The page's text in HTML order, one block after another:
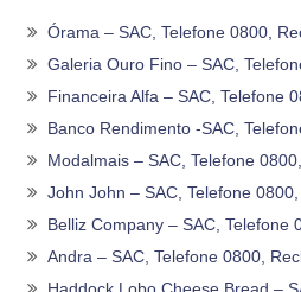
Órama – SAC, Telefone 0800,
Galeria Ouro Fino – SAC,
Financeira Alfa – SAC, Telefone
Banco Rendimento -SAC,
Modalmais – SAC, Telefone
John John – SAC, Telefone
Belliz Company – SAC, Telefone
Andra – SAC, Telefone 0800,